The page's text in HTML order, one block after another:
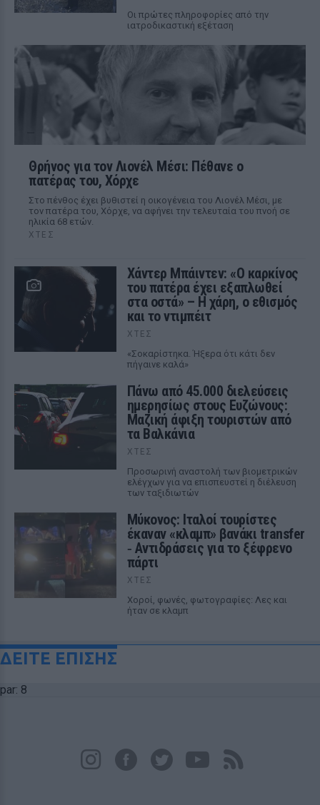
Οι πρώτες πληροφορίες από την
ιατροδικαστική εξέταση
Θρήνος για τον Λιονέλ Μέσι: Πέθανε ο
πατέρας του, Χόρχε
Στο πένθος έχει βυθιστεί η οικογένεια του Λιονέλ Μέσι, με
τον πατέρα του, Χόρχε, να αφήνει την τελευταία του πνοή σε
ηλικία 68 ετών.
ΧΤΕΣ
Χάντερ Μπάιντεν: «Ο καρκίνος
του πατέρα έχει εξαπλωθεί
στα οστά» – Η χάρη, ο εθισμός
και το ντιμπέιτ
ΧΤΕΣ
«Σοκαρίστηκα. Ήξερα ότι κάτι δεν
πήγαινε καλά»
Πάνω από 45.000 διελεύσεις
ημερησίως στους Ευζώνους:
Μαζική άφιξη τουριστών από
τα Βαλκάνια
ΧΤΕΣ
Προσωρινή αναστολή των βιομετρικών
ελέγχων για να επισπευστεί η διέλευση
των ταξιδιωτών
Μύκονος: Ιταλοί τουρίστες
έκαναν «κλαμπ» βανάκι transfer
‑ Αντιδράσεις για το ξέφρενο
πάρτι
ΧΤΕΣ
Χοροί, φωνές, φωτογραφίες: Λες και
ήταν σε κλαμπ
ΔΕΙΤΕ ΕΠΙΣΗΣ
par: 8